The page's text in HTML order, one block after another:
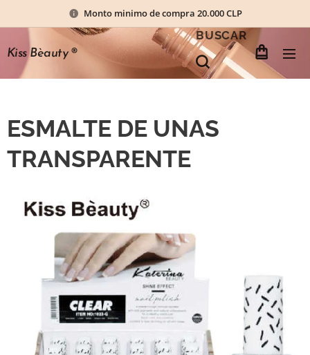
Monto minimo de compra 20.000 CLP
Kiss Bèauty®
BUSCAR
ESMALTE DE UNAS
TRANSPARENTE